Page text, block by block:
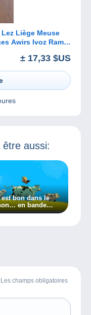
Liège Meuse
Awirs Ivoz Ramet
± 17,33 $US
aussi:
est bon dans le
en bande
bien sûr !
champs obligatoires